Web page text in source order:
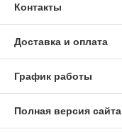
Контакты
Доставка и оплата
График работы
Полная версия сайта